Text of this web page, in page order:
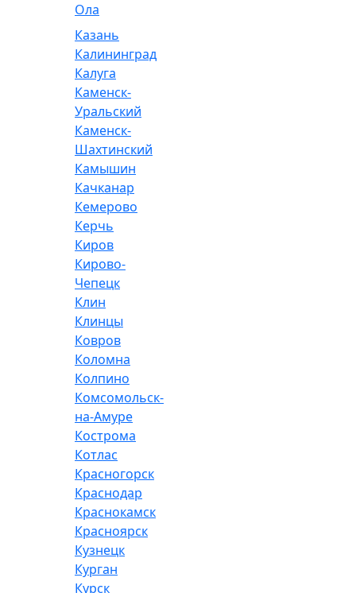
Ола
Казань
Калининград
Калуга
Каменск-
Уральский
Каменск-
Шахтинский
Камышин
Качканар
Кемерово
Керчь
Киров
Кирово-
Чепецк
Клин
Клинцы
Ковров
Коломна
Колпино
Комсомольск-
на-Амуре
Кострома
Котлас
Красногорск
Краснодар
Краснокамск
Красноярск
Кузнецк
Курган
Курск